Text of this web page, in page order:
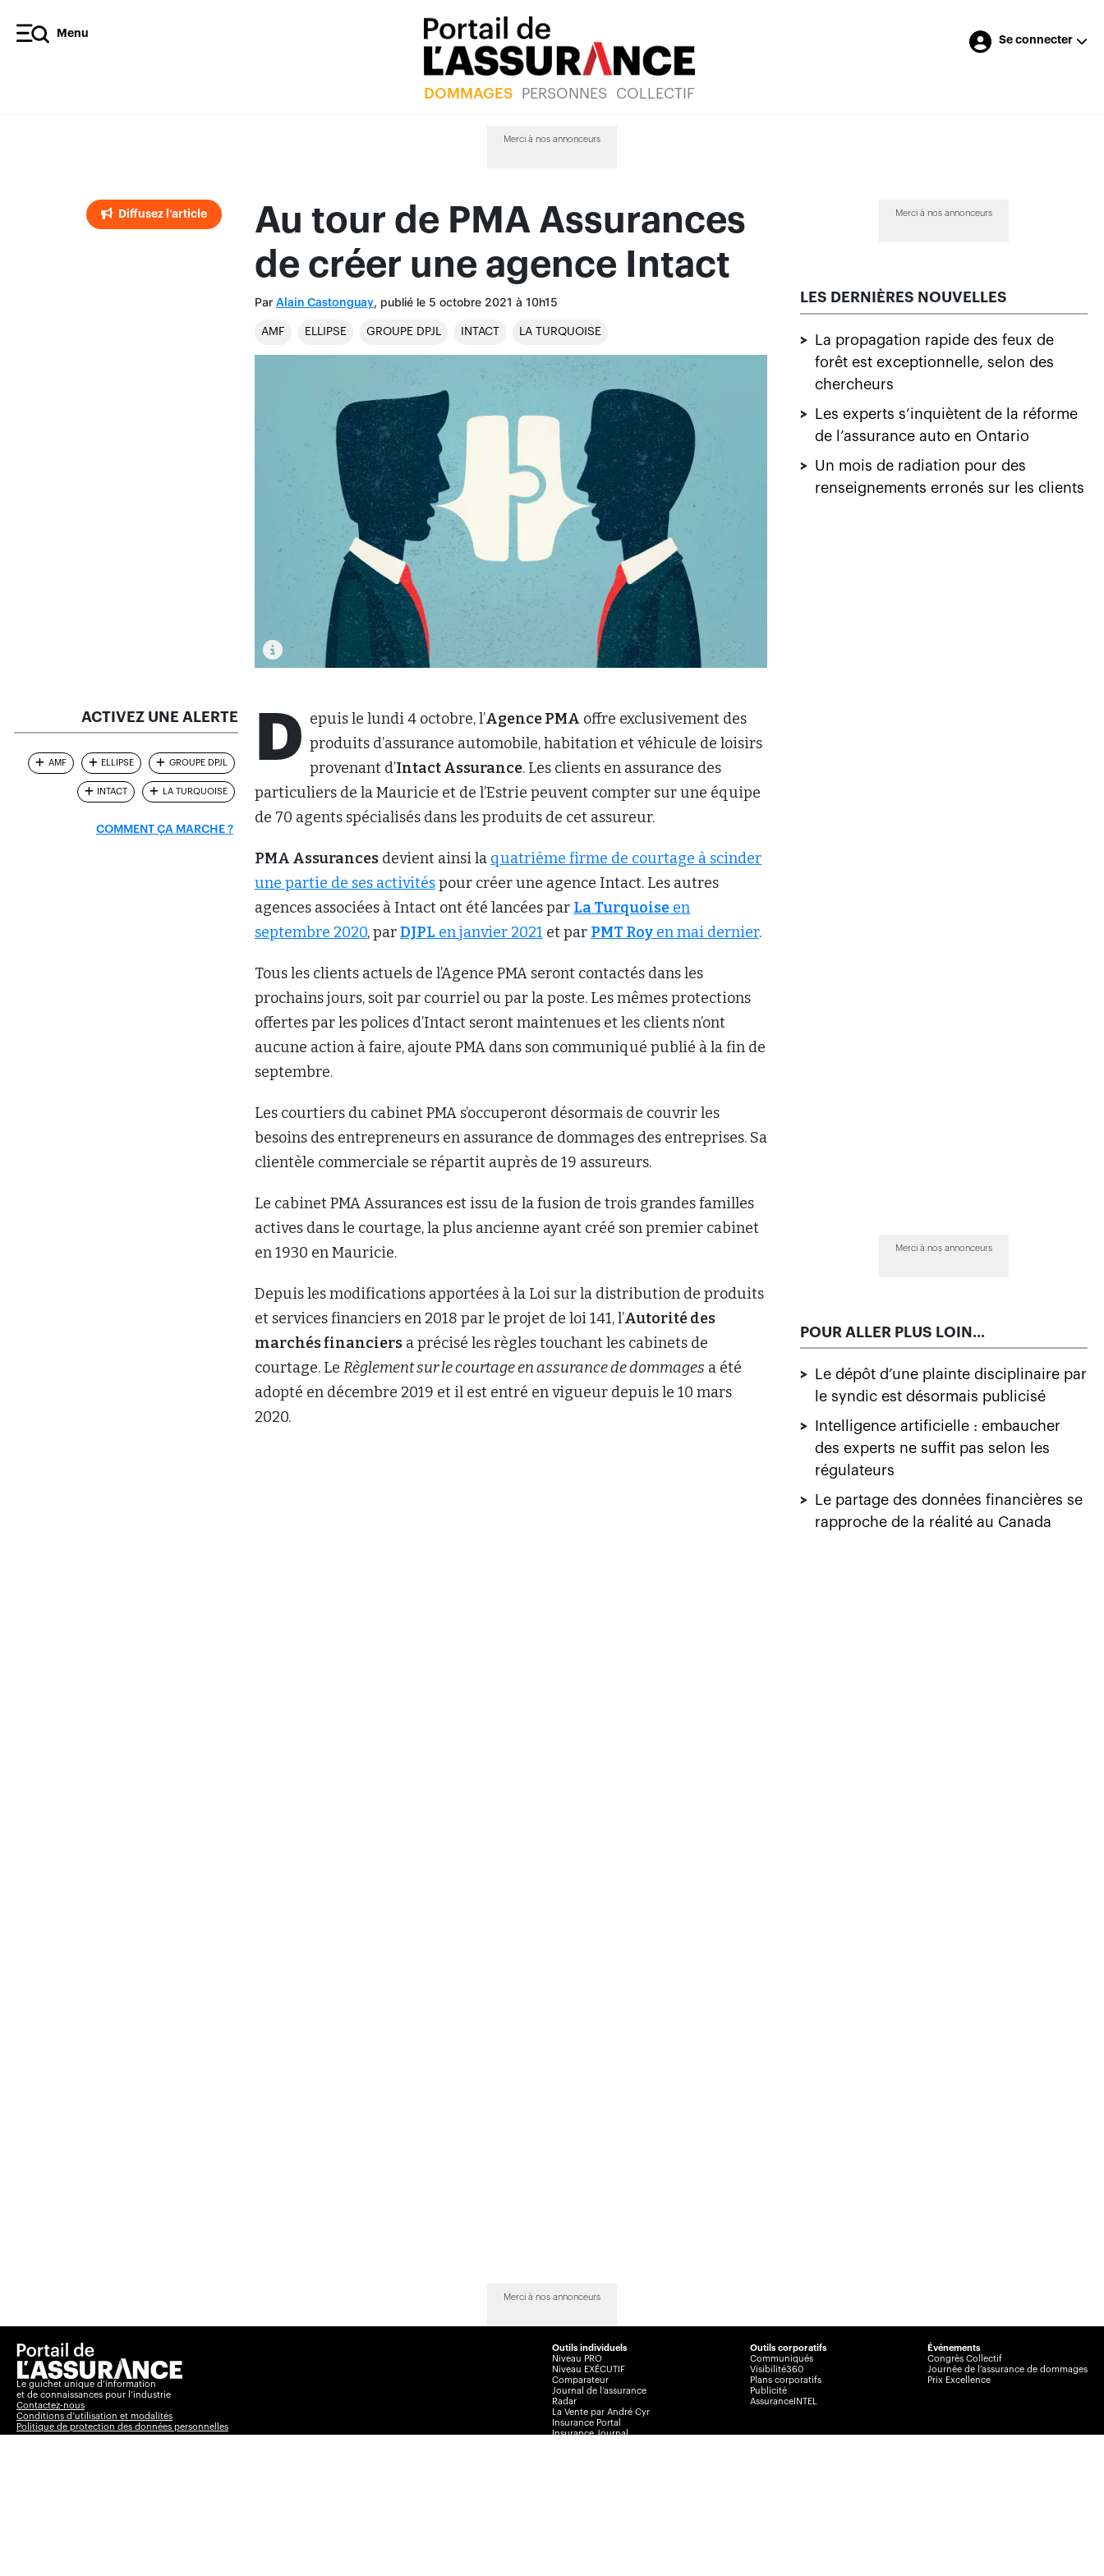
Menu
DOMMAGES PERSONNES COLLECTIF
Se connecter
Merci à nos annonceurs
Diffusez l’article
Au tour de PMA Assurances
de créer une agence Intact
Par Alain Castonguay, publié le 5 octobre 2021 à 10h15
AMF ELLIPSE GROUPE DPJL INTACT LA TURQUOISE
D epuis le lundi 4 octobre, l’Agence PMA offre exclusivement des
produits d’assurance automobile, habitation et véhicule de loisirs
provenant d’Intact Assurance. Les clients en assurance des
particuliers de la Mauricie et de l’Estrie peuvent compter sur une équipe
de 70 agents spécialisés dans les produits de cet assureur.
PMA Assurances devient ainsi la quatrième firme de courtage à scinder
une partie de ses activitéspour créer une agence Intact. Les autres
agences associées à Intact ont été lancées par La Turquoise en
septembre 2020, parDJPL en janvier 2021 et par PMT Roy en mai dernier.
Tous les clients actuels de l’Agence PMA seront contactés dans les
prochains jours, soit par courriel ou par la poste. Les mêmes protections
offertes par les polices d’Intact seront maintenues et les clients n’ont
aucune action à faire, ajoute PMA dans son communiqué publié à la fin de
septembre.
Les courtiers du cabinet PMA s’occuperont désormais de couvrir les
besoins des entrepreneurs en assurance de dommages des entreprises. Sa
clientèle commerciale se répartit auprès de 19 assureurs.
Le cabinet PMA Assurances est issu de la fusion de trois grandes familles
actives dans le courtage, la plus ancienne ayant créé son premier cabinet
en 1930 en Mauricie.
Depuis les modifications apportées à la Loi sur la distribution de produits
et services financiers en 2018 par le projet de loi 141, l’Autorité des
marchés financiers a précisé les règles touchant les cabinets de
courtage. Le Règlement sur le courtage en assurance de dommages a été
adopté en décembre 2019 et il est entré en vigueur depuis le 10 mars
2020.
ACTIVEZ UNE ALERTE
AMF ELLIPSE GROUPE DPJL
INTACT LA TURQUOISE
COMMENT ÇA MARCHE ?
Merci à nos annonceurs
LES DERNIÈRES NOUVELLES
>
La propagation rapide des feux de
forêt est exceptionnelle, selon des
chercheurs
>
Les experts s’inquiètent de la réforme
de l’assurance auto en Ontario
> Un mois de radiation pour des
renseignements erronés sur les clients
Merci à nos annonceurs
POUR ALLER PLUS LOIN...
>
Le dépôt d’une plainte disciplinaire par
le syndic est désormais publicisé
>
Intelligence artificielle : embaucher
des experts ne suffit pas selon les
régulateurs
>
Le partage des données financières se
rapproche de la réalité au Canada
Merci à nos annonceurs
Le guichet unique d’information
et de connaissances pour l’industrie
Contactez-nous
Conditions d’utilisation et modalités
Politique de protection des données personnelles
Outils individuels
Niveau PRO
Niveau EXÉCUTIF
Comparateur
Journal de l’assurance
Radar
La Vente par André Cyr
Insurance Portal
Insurance Journal
Outils corporatifs
Communiqués
Visibilité360
Plans corporatifs
Publicité
AssuranceINTEL
Événements
Congrès Collectif
Journée de l’assurance de dommages
Prix Excellence